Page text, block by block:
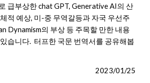
급부상한 chat GPT, Generative AI의 산
적 예상, 미-중 무역갈등과 자국 우선주
Dynamism의 부상 등 주목할 만한 내용
습니다. 터프한 국문 번역서를 공유해봅
2023/01/25